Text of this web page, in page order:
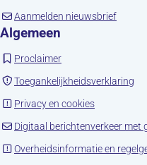
Aanmelden nieuwsbrief(opent
Algemeen
Proclaimer(opent in nieuw
Toegankelijkheidsverklaring
Privacy en cookies(opent in
Digitaal berichtenverkeer met
Overheidsinformatie en